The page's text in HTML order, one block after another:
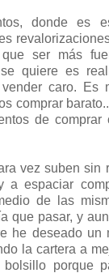
donde es
ser más
quiere es
caro. Es
comprar
de
vez suben sin
a espaciar
de las
que pasar, y
he deseado un
la cartera a
bolsillo porque